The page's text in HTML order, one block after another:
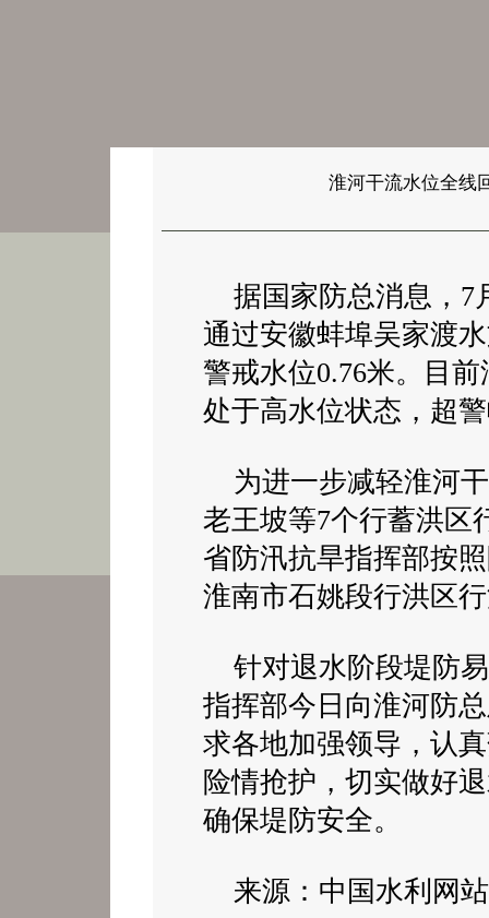
淮河干流水位全线
据国家防总消息，7
通过安徽蚌埠吴家渡
警戒水位0.76米。目
处于高水位状态，超
为进一步减轻淮河
老王坡等7个行蓄洪区
省防汛抗旱指挥部按
淮南市石姚段行洪区
针对退水阶段堤防
指挥部今日向淮河防
求各地加强领导，认
险情抢护，切实做好
确保堤防安全。
来源：中国水利网